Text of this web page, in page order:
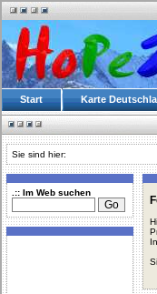
Start Karte
Sie sind hier:
.:: Im Web suchen